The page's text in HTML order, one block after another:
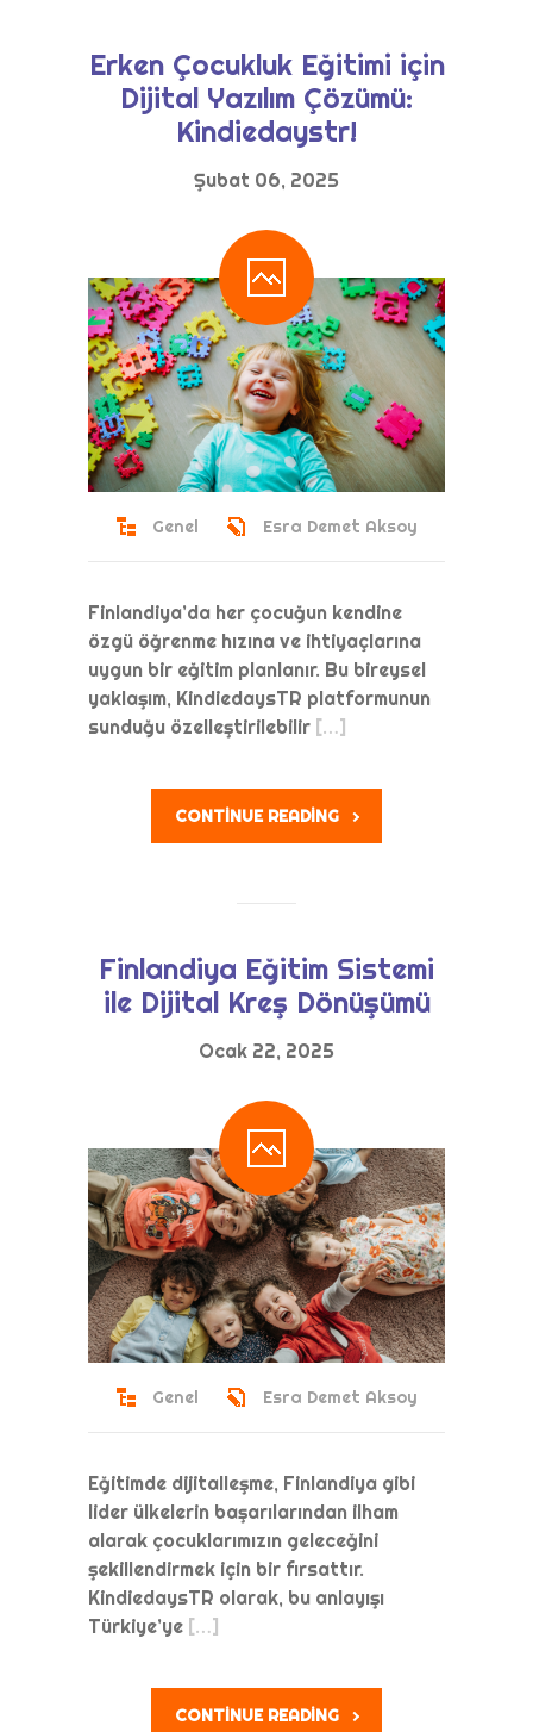
Erken Çocukluk Eğitimi için
Dijital Yazılım Çözümü:
Kindiedaystr!
Şubat 06, 2025
Genel Esra Demet Aksoy
Finlandiya’da her çocuğun kendine
özgü öğrenme hızına ve ihtiyaçlarına
uygun bir eğitim planlanır. Bu bireysel
yaklaşım, KindiedaysTR platformunun
sunduğu özelleştirilebilir […]
CONTINUE READING
Finlandiya Eğitim Sistemi
ile Dijital Kreş Dönüşümü
Ocak 22, 2025
Genel Esra Demet Aksoy
Eğitimde dijitalleşme, Finlandiya gibi
lider ülkelerin başarılarından ilham
alarak çocuklarımızın geleceğini
şekillendirmek için bir fırsattır.
KindiedaysTR olarak, bu anlayışı
Türkiye’ye […]
CONTINUE READING